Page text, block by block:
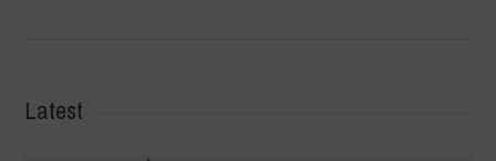
Latest